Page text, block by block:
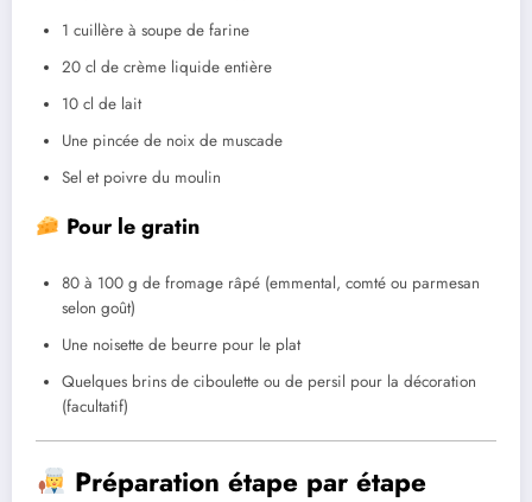
1 cuillère à soupe de farine
20 cl de crème liquide entière
10 cl de lait
Une pincée de noix de muscade
Sel et poivre du moulin
Pour le gratin
80 à 100 g de fromage râpé (emmental, comté ou parmesan
selon goût)
Une noisette de beurre pour le plat
Quelques brins de ciboulette ou de persil pour la décoration
(facultatif)
Préparation étape par étape